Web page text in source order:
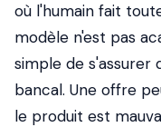
où l'humain fait
modèle n'est pas
simple de s'assurer
bancal. Une offre
le produit est